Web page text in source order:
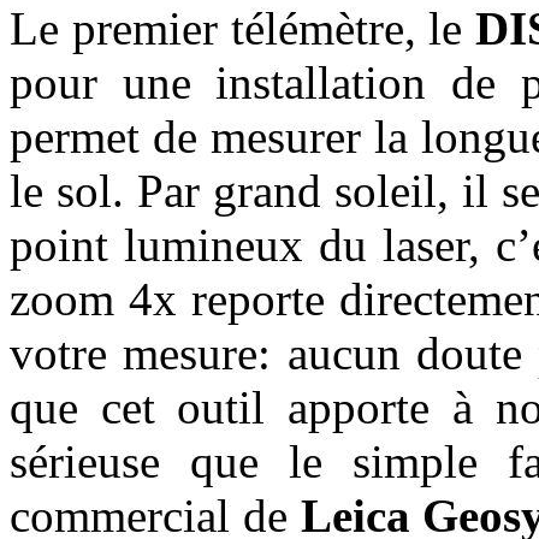
Le premier télémètre, le
pour une installation de
permet de mesurer la
le sol. Par grand soleil, il
point lumineux du laser,
zoom 4x reporte
votre mesure: aucun
que cet outil apporte à
sérieuse que le simple
commercial de Leica